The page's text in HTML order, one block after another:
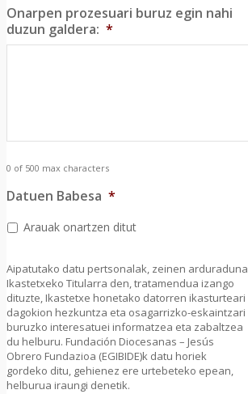
Onarpen prozesuari buruz egin nahi
duzun galdera: *
0 of 500 max characters
Datuen Babesa *
Arauak onartzen ditut
Aipatutako datu pertsonalak, zeinen arduraduna
Ikastetxeko Titularra den, tratamendua izango
dituzte, Ikastetxe honetako datorren ikasturteari
dagokion hezkuntza eta osagarrizko-eskaintzari
buruzko interesatuei informatzea eta zabaltzea
du helburu. Fundación Diocesanas – Jesús
Obrero Fundazioa (EGIBIDE)k datu horiek
gordeko ditu, gehienez ere urtebeteko epean,
helburua iraungi denetik.